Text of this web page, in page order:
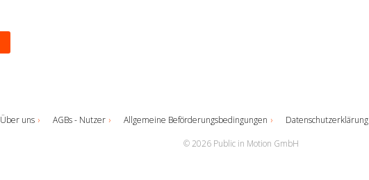
Über uns AGBs - Nutzer Allgemeine Beförderungsbedingungen Datenschutzerklärung
© 2026 Public in Motion GmbH